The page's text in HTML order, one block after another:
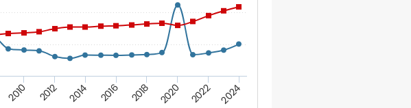
2010 2012 2014 2016 2018 2020 2022 2024